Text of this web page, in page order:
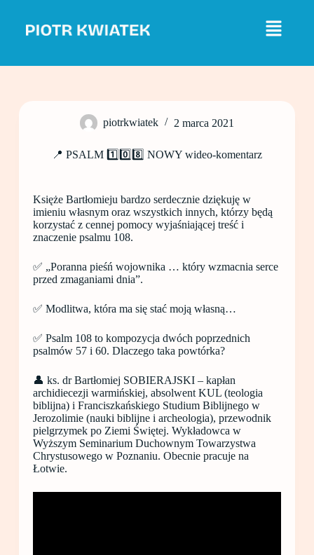
j
piotrkwiatek 2 marca 2021
📍 PSALM 1️⃣0️⃣8️⃣ NOWY wideo-komentarz
Księże Bartłomieju bardzo serdecznie dziękuję w
imieniu własnym oraz wszystkich innych, którzy będą
korzystać z cennej pomocy wyjaśniającej treść i
znaczenie psalmu 108.
✅ „Poranna pieśń wojownika … który wzmacnia serce
przed zmaganiami dnia”.
✅ Modlitwa, która ma się stać moją własną…
✅ Psalm 108 to kompozycja dwóch poprzednich
psalmów 57 i 60. Dlaczego taka powtórka?
👤 ks. dr Bartłomiej SOBIERAJSKI – kapłan
archidiecezji warmińskiej, absolwent KUL (teologia
biblijna) i Franciszkańskiego Studium Biblijnego w
Jerozolimie (nauki biblijne i archeologia), przewodnik
pielgrzymek po Ziemi Świętej. Wykładowca w
Wyższym Seminarium Duchownym Towarzystwa
Chrystusowego w Poznaniu. Obecnie pracuje na
Łotwie.